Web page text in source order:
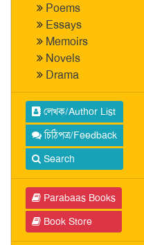
Poems
Essays
Memoirs
Novels
Drama
লেখক/Author List
চিঠিপত্র/Feedback
Search
Parabaas Books
Book Store